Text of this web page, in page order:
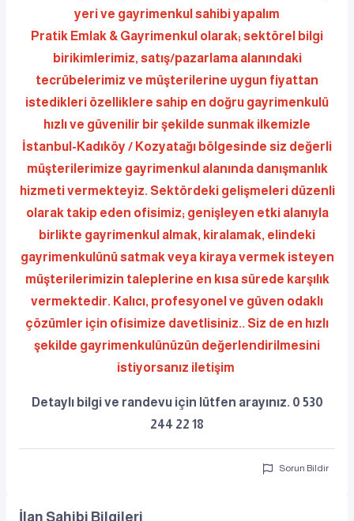
yeri ve gayrimenkul sahibi yapalım
Pratik Emlak & Gayrimenkul olarak; sektörel bilgi
birikimlerimiz, satış/pazarlama alanındaki
tecrübelerimiz ve müşterilerine uygun fiyattan
istedikleri özelliklere sahip en doğru gayrimenkulü
hızlı ve güvenilir bir şekilde sunmak ilkemizle
İstanbul-Kadıköy / Kozyatağı bölgesinde siz değerli
müşterilerimize gayrimenkul alanında danışmanlık
hizmeti vermekteyiz. Sektördeki gelişmeleri düzenli
olarak takip eden ofisimiz; genişleyen etki alanıyla
birlikte gayrimenkul almak, kiralamak, elindeki
gayrimenkulünü satmak veya kiraya vermek isteyen
müşterilerimizin taleplerine en kısa sürede karşılık
vermektedir. Kalıcı, profesyonel ve güven odaklı
çözümler için ofisimize davetlisiniz.. Siz de en hızlı
şekilde gayrimenkulünüzün değerlendirilmesini
istiyorsanız iletişim
Detaylı bilgi ve randevu için lütfen arayınız.​ 0 530
244 22 18
Sorun Bildir
İlan Sahibi Bilgileri